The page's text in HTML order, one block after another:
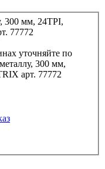
уточняйте по
300 мм,
арт. 77772